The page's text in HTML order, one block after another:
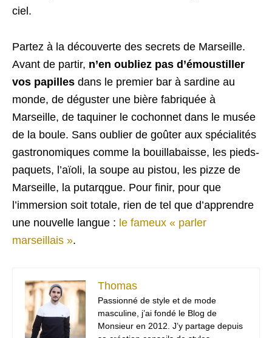
ciel.
Partez à la découverte des secrets de Marseille.
Avant de partir, n’en oubliez pas d’émoustiller
vos papilles dans le premier bar à sardine au
monde, de déguster une bière fabriquée à
Marseille, de taquiner le cochonnet dans le musée
de la boule. Sans oublier de goûter aux spécialités
gastronomiques comme la bouillabaisse, les pieds-
paquets, l’aïoli, la soupe au pistou, les pizze de
Marseille, la putarqgue. Pour finir, pour que
l’immersion soit totale, rien de tel que d’apprendre
une nouvelle langue : le fameux « parler
marseillais ».
Thomas
Passionné de style et de mode
masculine, j’ai fondé le Blog de
Monsieur en 2012. J’y partage depuis